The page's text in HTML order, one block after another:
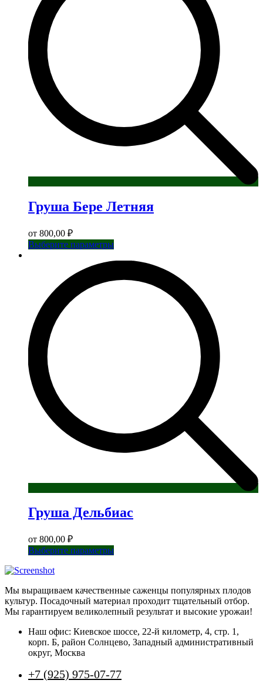
Груша Бере Летняя
от 800,00 ₽
Выберите параметрыЭтот
вариаций.
Груша Дельбиас
от 800,00 ₽
Выберите параметрыЭтот
вариаций.
Опции
можно
на
странице
Мы выращиваем качественные саженцы популярных плодов
культур. Посадочный материал проходит тщательный отбор.
Мы гарантируем великолепный результат и высокие урожаи!
Наш офис: Киевское шоссе, 22-й километр, 4, стр. 1,
корп. Б, район Солнцево, Западный административный
округ, Москва
+7 (925) 975-07-77